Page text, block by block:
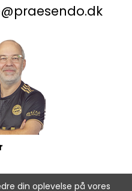
din oplevelse på vores